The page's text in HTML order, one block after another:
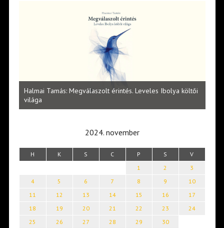
Halmai Tamás: Megválaszolt érintés. Leveles Ibolya költői
világa
2024. november
H K S C P S V
1 2
3
4
5 6 7 8 9
10
11
12 13 14 15 16
17
18
19 20 21 22 23
24
25
26 27 28 29 30